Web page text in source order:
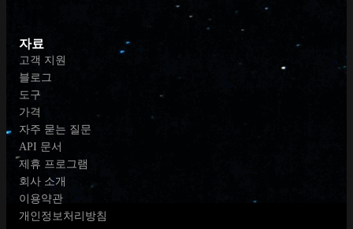
자료
고객 지원
블로그
도구
가격
자주 묻는 질문
API 문서
제휴 프로그램
회사 소개
이용약관
개인정보처리방침